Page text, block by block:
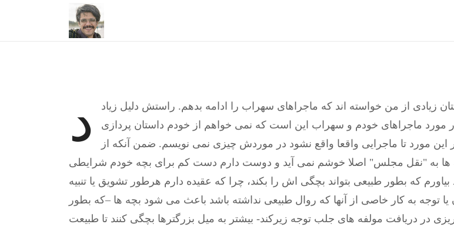
د
زیادی از من خواسته اند که ماجراهای سهراب را ادامه بدهم. راستش دلیل زیاد
مورد ماجراهای خودم و سهراب این است که نمی خواهم از خودم داستان پردازی
این مورد تا ماجرایی واقعا واقع نشود در موردش چیزی نمی نویسم. ضمن آنکه از
ها به "نقل مجلس" اصلا خوشم نمی آید و دوست دارم دست کم برای بچه خودم شرایطی
بیاورم که بطور طبیعی بتواند بچگی اش را بکند، چرا که عقیده دارم هرطور تشویق یا تنبیه
یا توجه به کار خاصی از آنها که روال طبیعی نداشته باشد باعث می شود بچه ها –که بطور
در دریافت مولفه های جلب توجه زیرکند- بیشتر به میل بزرگترها بچگی کنند تا طبیعت